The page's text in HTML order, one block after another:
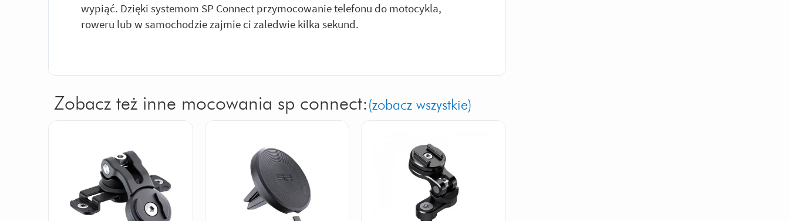
wypiąć. Dzięki systemom SP Connect przymocowanie telefonu do motocykla,
roweru lub w samochodzie zajmie ci zaledwie kilka sekund.
Zobacz też inne mocowania sp connect: (zobacz wszystkie)